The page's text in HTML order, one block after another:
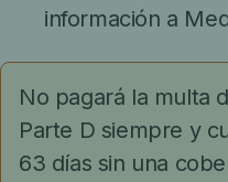
información a
No pagará la multa
Parte D siempre y
63 días sin una